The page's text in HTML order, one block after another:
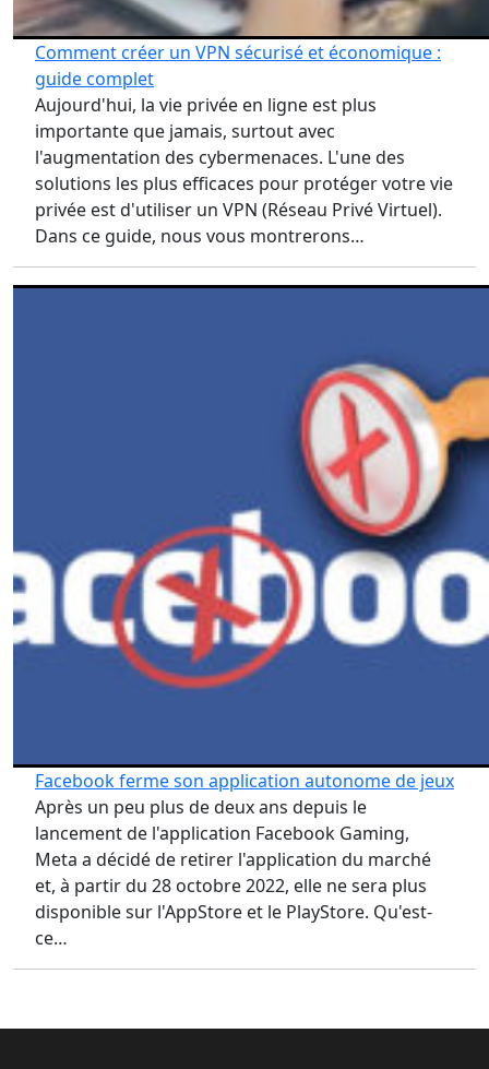
Comment créer un VPN sécurisé et économique :
guide complet
Aujourd'hui, la vie privée en ligne est plus
importante que jamais, surtout avec
l'augmentation des cybermenaces. L'une des
solutions les plus efficaces pour protéger votre vie
privée est d'utiliser un VPN (Réseau Privé Virtuel).
Dans ce guide, nous vous montrerons…
Facebook ferme son application autonome de jeux
Après un peu plus de deux ans depuis le
lancement de l'application Facebook Gaming,
Meta a décidé de retirer l'application du marché
et, à partir du 28 octobre 2022, elle ne sera plus
disponible sur l'AppStore et le PlayStore. Qu'est-
ce…